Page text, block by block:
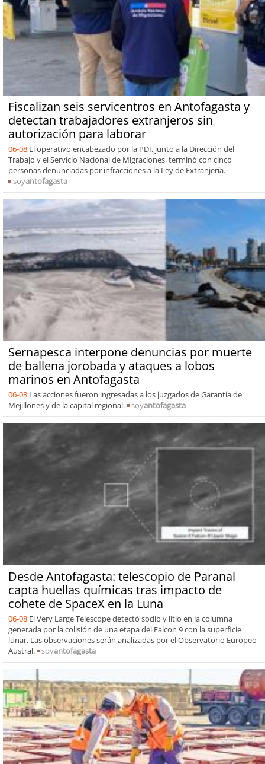
Fiscalizan seis servicentros en Antofagasta y
detectan trabajadores extranjeros sin
autorización para laborar
06-08 El operativo encabezado por la PDI, junto a la Dirección del
Trabajo y el Servicio Nacional de Migraciones, terminó con cinco
personas denunciadas por infracciones a la Ley de Extranjería.
soyantofagasta
Sernapesca interpone denuncias por muerte
de ballena jorobada y ataques a lobos
marinos en Antofagasta
06-08 Las acciones fueron ingresadas a los juzgados de Garantía de
Mejillones y de la capital regional.
soyantofagasta
Desde Antofagasta: telescopio de Paranal
capta huellas químicas tras impacto de
cohete de SpaceX en la Luna
06-08 El Very Large Telescope detectó sodio y litio en la columna
generada por la colisión de una etapa del Falcon 9 con la superficie
lunar. Las observaciones serán analizadas por el Observatorio Europeo
Austral.
soyantofagasta